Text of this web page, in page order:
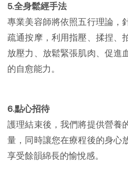
5.全身鬆經手法
專業美容師將依照五行理論，
疏通按摩，利用指壓、揉捏、
放壓力、放鬆緊張肌肉、促進
的自愈能力。
6.點心招待
護理結束後，我們將提供營養
量，同時讓您在療程後的身心
享受餘韻綿長的愉悅感。